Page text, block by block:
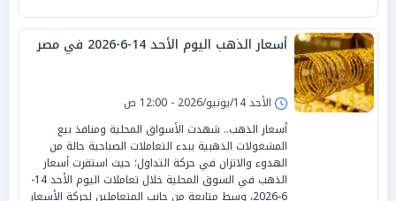
أسعار الذهب اليوم الأحد 14-6-2026 في مصر
الأحد 14/يونيو/2026 - 12:00 ص
أسعار الذهب.. شهدت الأسواق المحلية ومنافذ بيع
المشغولات الذهبية ببدء التعاملات الصباحية حالة من
الهدوء والاتزان في حركة التداول؛ حيث استقرت أسعار
الذهب في السوق المحلية خلال تعاملات اليوم الأحد 14-
6-2026، وسط متابعة من جانب المتعاملين لحركة الأسعار